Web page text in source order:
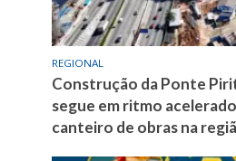
REGIONAL
Construção da Ponte
segue em ritmo
canteiro de obras na